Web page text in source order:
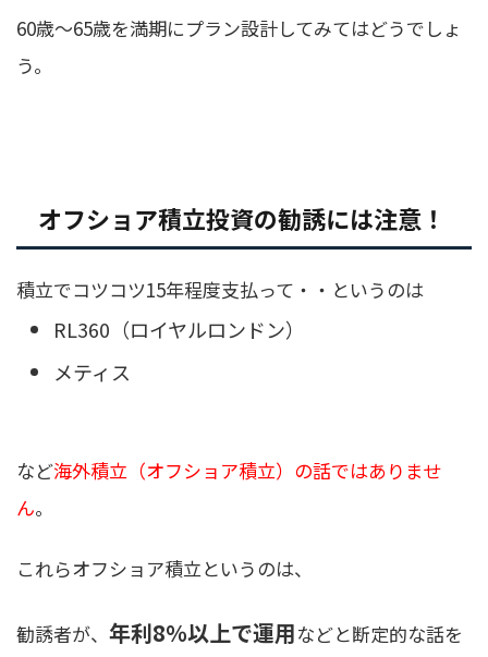
60歳〜65歳を満期にプラン設計してみてはどうでしょ
う。
オフショア積立投資の勧誘には注意！
積立でコツコツ15年程度支払って・・というのは
RL360（ロイヤルロンドン）
メティス
など海外積立（オフショア積立）の話ではありませ
ん。
これらオフショア積立というのは、
勧誘者が、 年利8％以上で運用などと断定的な話を